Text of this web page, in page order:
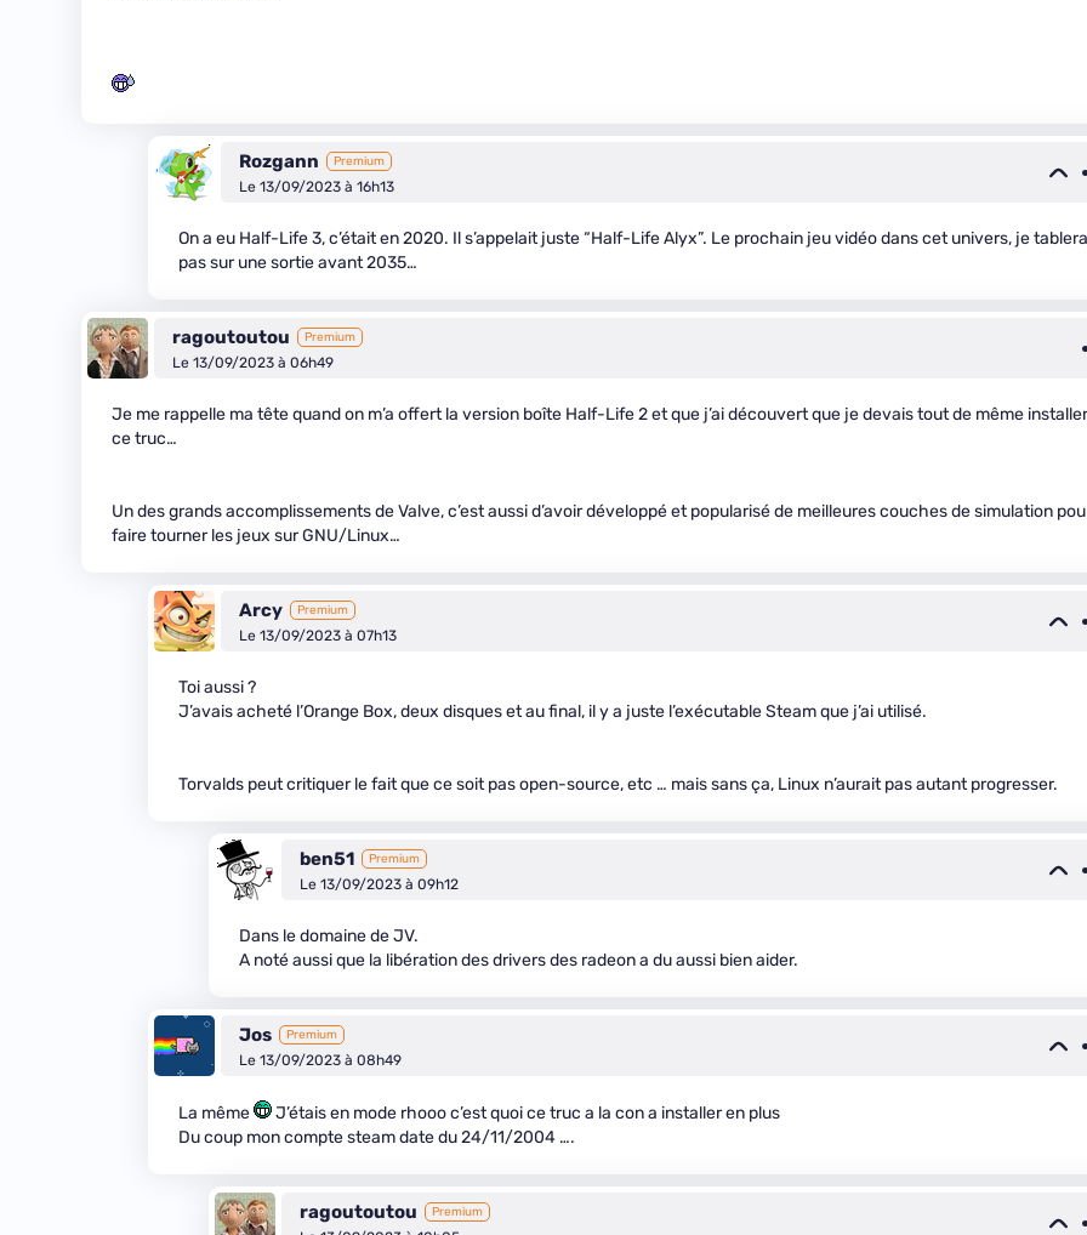
Rozgann Premium
Le 13/09/2023 à 16h13
On a eu Half-Life 3, c’était en 2020. Il s’appelait juste “Half-Life Alyx”. Le prochain jeu vidéo dans cet univers, je
pas sur une sortie avant 2035…
ragoutoutou Premium
Le 13/09/2023 à 06h49
Je me rappelle ma tête quand on m’a offert la version boîte Half-Life 2 et que j’ai découvert que je devais tout de même installer
ce truc…
Un des grands accomplissements de Valve, c’est aussi d’avoir développé et popularisé de meilleures couches de simulation
faire tourner les jeux sur GNU/Linux…
Arcy Premium
Le 13/09/2023 à 07h13
Toi aussi ?
J’avais acheté l’Orange Box, deux disques et au final, il y a juste l’exécutable Steam que j’ai utilisé.
Torvalds peut critiquer le fait que ce soit pas open-source, etc … mais sans ça, Linux n’aurait pas autant progresser.
ben51 Premium
Le 13/09/2023 à 09h12
Dans le domaine de JV.
A noté aussi que la libération des drivers des radeon a du aussi bien aider.
Jos Premium
Le 13/09/2023 à 08h49
La même
J’étais en mode rhooo c’est quoi ce truc a la con a installer en plus
Du coup mon compte steam date du 24/11/2004 ….
ragoutoutou Premium